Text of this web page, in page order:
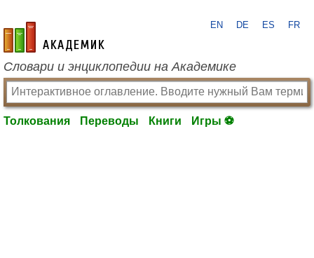
academic.ru
EN DE ES FR
Словари и энциклопедии на Академике
Толкования Переводы Книги Игры ⚽